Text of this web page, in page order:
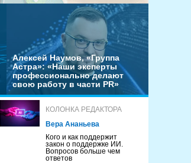
Алексей Наумов, «Группа
Астра»: «Наши эксперты
профессионально делают
свою работу в части PR»
КОЛОНКА РЕДАКТОРА
Вера Ананьева
Кого и как поддержит
закон о поддержке ИИ.
Вопросов больше чем
ответов